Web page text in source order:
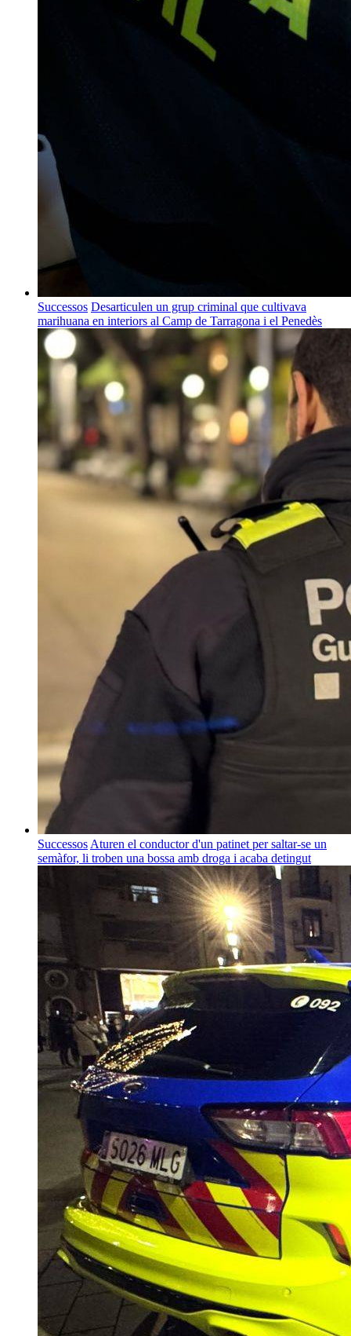
Successos Desarticulen un grup criminal que cultivava
marihuana en interiors al Camp de Tarragona i el Penedès
Successos Aturen el conductor d'un patinet per saltar-se un
semàfor, li troben una bossa amb droga i acaba detingut